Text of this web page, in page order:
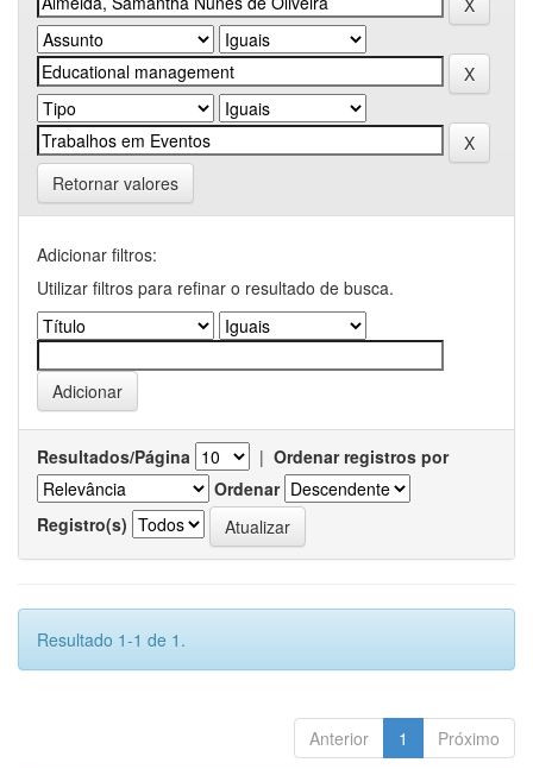
Retornar valores
Adicionar filtros:
Utilizar filtros para refinar o resultado de busca.
Resultados/Página | Ordenar registros por
Ordenar
Registro(s)
Resultado 1-1 de 1.
Anterior 1 Próximo